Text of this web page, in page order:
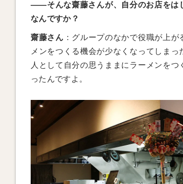
——そんな齋藤さんが、自分のお店をは
なんですか？
齋藤さん ：グループのなかで役職が上
メンをつくる機会が少なくなってしまっ
人として自分の思うままにラーメンをつ
ったんですよ。